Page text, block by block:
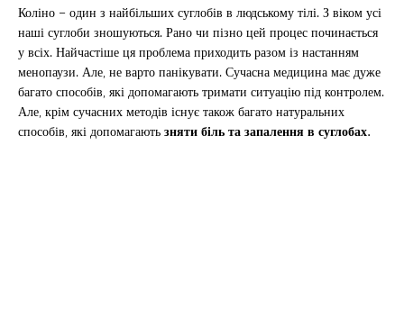
Коліно – один з найбільших суглобів в людському тілі. З віком усі
наші суглоби зношуються. Рано чи пізно цей процес починається
у всіх. Найчастіше ця проблема приходить разом із настанням
менопаузи. Але, не варто панікувати. Сучасна медицина має дуже
багато способів, які допомагають тримати ситуацію під контролем.
Але, крім сучасних методів існує також багато натуральних
способів, які допомагаютьзняти біль та запалення в суглобах.